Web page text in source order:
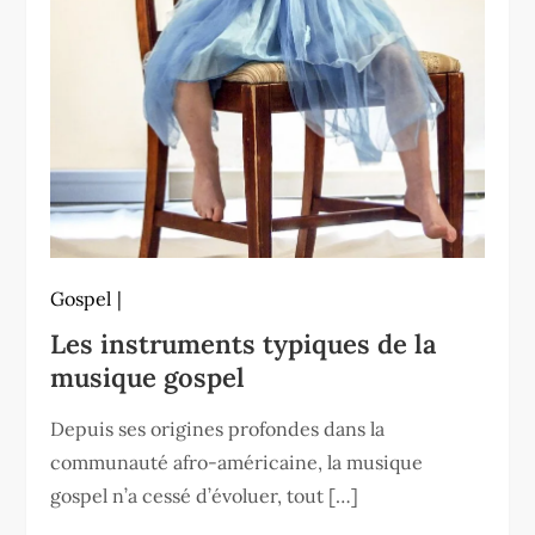
Gospel
Les instruments typiques de la
musique gospel
Depuis ses origines profondes dans la
communauté afro-américaine, la musique
gospel n’a cessé d’évoluer, tout […]